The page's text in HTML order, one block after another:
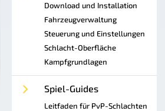
Download und Installation
Fahrzeugverwaltung
Steuerung und Einstellungen
Schlacht-Oberfläche
Kampfgrundlagen
Spiel-Guides
Leitfaden für PvP-Schlachten